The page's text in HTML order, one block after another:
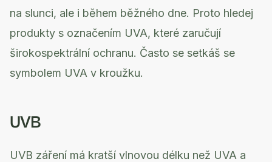
na slunci, ale i během běžného dne. Proto hledej
produkty s označením UVA, které zaručují
širokospektrální ochranu. Často se setkáš se
symbolem UVA v kroužku.
UVB
UVB záření má kratší vlnovou délku než UVA a